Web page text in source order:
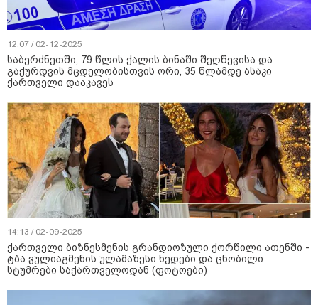
12:07 / 02-12-2025
საბერძნეთში, 79 წლის ქალის ბინაში შეღწევისა და
გაქურდვის მცდელობისთვის ორი, 35 წლამდე ასაკი
ქართველი დააკავეს
14:13 / 02-09-2025
ქართველი ბიზნესმენის გრანდიოზული ქორწილი ათენში -
ტბა ვულიაგმენის ულამაზესი ხედები და ცნობილი
სტუმრები საქართველოდან (ფოტოები)